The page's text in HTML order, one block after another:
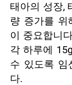
태아의 성장,
량 증가를 위
이 중요합니
각 하루에
수 있도록 임
다.